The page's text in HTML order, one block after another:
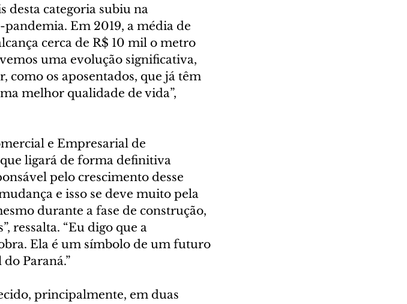
desta categoria subiu na
Em 2019, a média de
cerca de R$ 10 mil o metro
uma evolução significativa,
como os aposentados, que já têm
melhor qualidade de vida”,
e Empresarial de
ligará de forma definitiva
pelo crescimento desse
e isso se deve muito pela
durante a fase de construção,
ressalta. “Eu digo que a
Ela é um símbolo de um futuro
Paraná.”
principalmente, em duas